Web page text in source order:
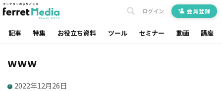
記事 特集 お役立ち資料 ツール セミナー 動画 講座
ログイン 会員登録
www
2022年12月26日